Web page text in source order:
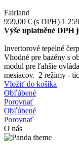
Fairland
959,00 € (s DPH) 1
Výše uplatněné DPH
Invertorové tepelné
Vhodné pre bazény s
modul pre ľahšie
mesiacov. 2 režimy -
Vložiť do košíka
Obľúbené
Porovnať
Obľúbené
Porovnať
O nás